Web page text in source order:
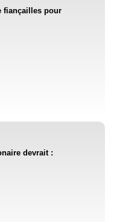
fiançailles pour
devrait :